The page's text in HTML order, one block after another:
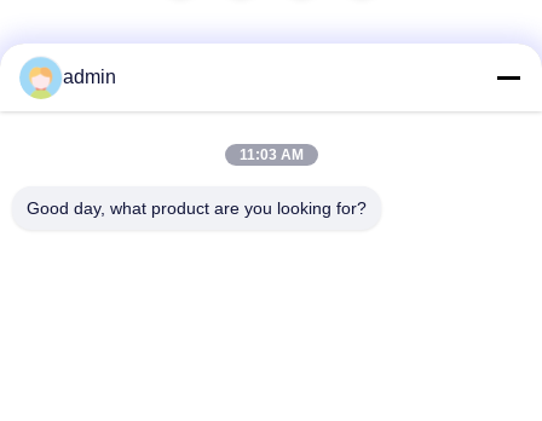
admin
11:03 AM
Good day, what product are you looking for?